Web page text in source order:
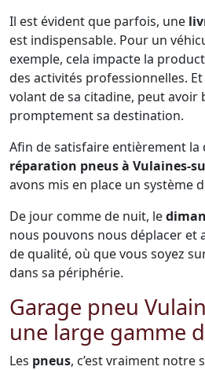
Il est évident que parfois, une
est indispensable. Pour un
exemple, cela impacte la
des activités professionnelles.
volant de sa citadine, peut avoir
promptement sa destination.
Afin de satisfaire entièrement la
réparation pneus à Vulaines-
avons mis en place un système
De jour comme de nuit, le
nous pouvons nous déplacer et
de qualité, où que vous soyez
dans sa périphérie.
Garage pneu
une large gamme
Les pneus, c’est vraiment notre